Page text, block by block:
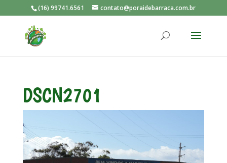
(16) 99741.6561 contato@poraidebarraca.com.br
DSCN2701